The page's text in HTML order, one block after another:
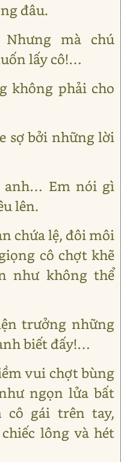
đâu.
mà chú
lấy cô!…
không phải cho
sợ bởi những lời
anh… Em nói gì
lên.
chứa lệ, đôi môi
cô chợt khẽ
như không thể
trưởng những
biết đấy!…
vui chợt bùng
ngọn lửa bất
cô gái trên tay,
lông và hét